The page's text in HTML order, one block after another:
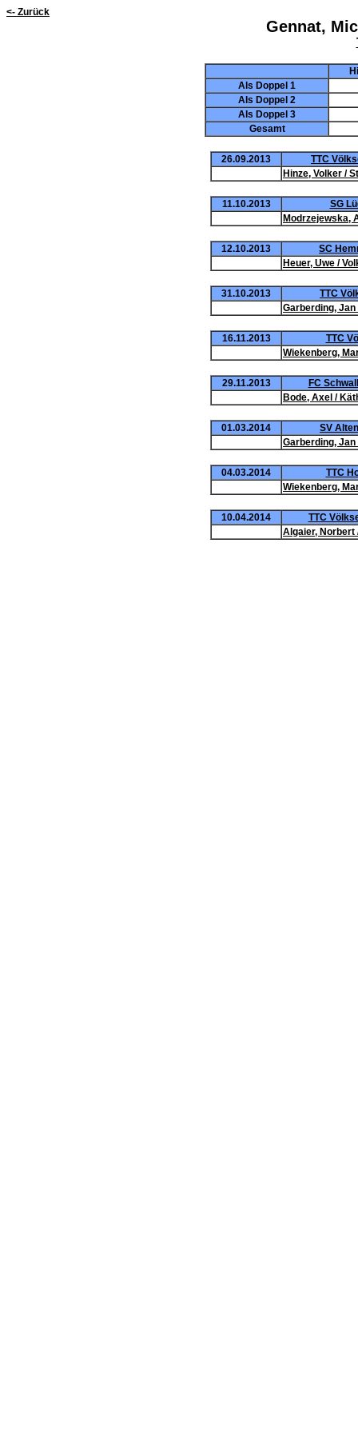
<- Zurück
Gennat,
Als Doppel 1
Als Doppel 2
Als Doppel 3
Gesamt
26.09.2013
TTC
Hinze, Volker /
11.10.2013
SG
Modrzejewska,
12.10.2013
SC
Heuer, Uwe /
31.10.2013
TTC
Garberding,
16.11.2013
TTC
Wiekenberg,
29.11.2013
FC
Bode, Axel /
01.03.2014
SV
Garberding,
04.03.2014
TTC
Wiekenberg,
10.04.2014
TTC
Algaier, Norbert